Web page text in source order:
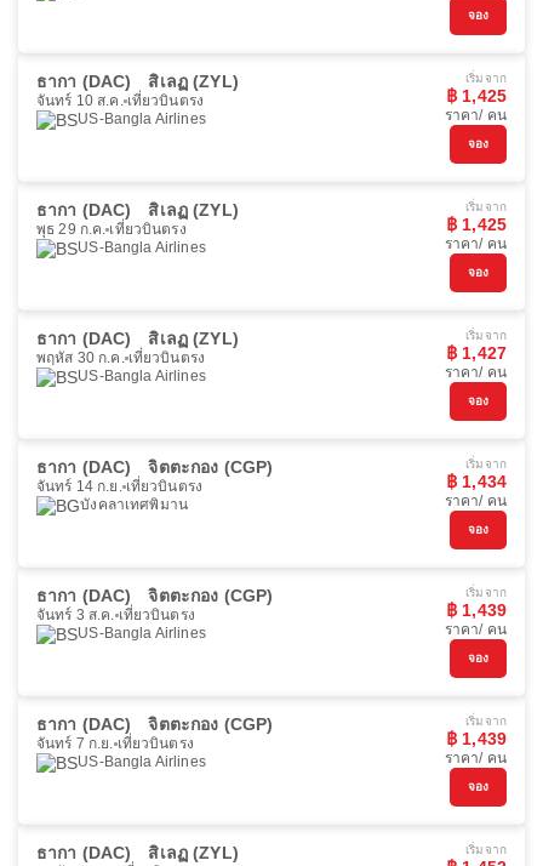
จอง
ธากา (DAC) สิเลฏ (ZYL)
จันทร์ 10 ส.ค. เที่ยวบินตรง
US-Bangla Airlines
เริ่มจาก
฿ 1,425
ราคา/ คน
จอง
ธากา (DAC) สิเลฏ (ZYL)
พุธ 29 ก.ค. เที่ยวบินตรง
US-Bangla Airlines
เริ่มจาก
฿ 1,425
ราคา/ คน
จอง
ธากา (DAC) สิเลฏ (ZYL)
พฤหัส 30 ก.ค. เที่ยวบินตรง
US-Bangla Airlines
เริ่มจาก
฿ 1,427
ราคา/ คน
จอง
ธากา (DAC) จิตตะกอง (CGP)
จันทร์ 14 ก.ย. เที่ยวบินตรง
บังคลาเทศพิมาน
เริ่มจาก
฿ 1,434
ราคา/ คน
จอง
ธากา (DAC) จิตตะกอง (CGP)
จันทร์ 3 ส.ค. เที่ยวบินตรง
US-Bangla Airlines
เริ่มจาก
฿ 1,439
ราคา/ คน
จอง
ธากา (DAC) จิตตะกอง (CGP)
จันทร์ 7 ก.ย. เที่ยวบินตรง
US-Bangla Airlines
เริ่มจาก
฿ 1,439
ราคา/ คน
จอง
ธากา (DAC) สิเลฏ (ZYL) เริ่มจาก